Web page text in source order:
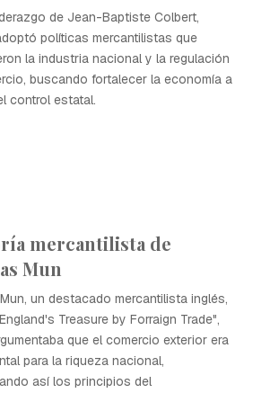
de Jean-Baptiste Colbert,
políticas mercantilistas que
la industria nacional y la regulación
buscando fortalecer la economía a
control estatal.
mercantilista de
Mun
un destacado mercantilista inglés,
Treasure by Forraign Trade",
que el comercio exterior era
para la riqueza nacional,
así los principios del